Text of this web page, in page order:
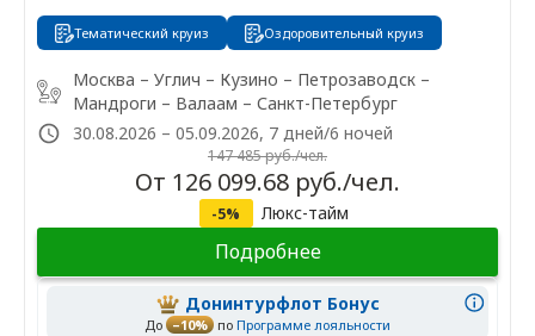
Тематический круиз Оздоровительный круиз
Москва – Углич – Кузино – Петрозаводск –
Мандроги – Валаам – Санкт-Петербург
30.08.2026 – 05.09.2026, 7 дней/6 ночей
147 485 руб./чел.
От 126 099.68 руб./чел.
-5% Люкс-тайм
Подробнее
Донинтурфлот Бонус
До –10% по Программе лояльности